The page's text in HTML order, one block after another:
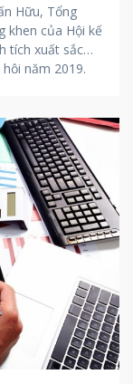
Hữu, Tổng
khen của Hội kế
tích xuất sắc
năm 2019.